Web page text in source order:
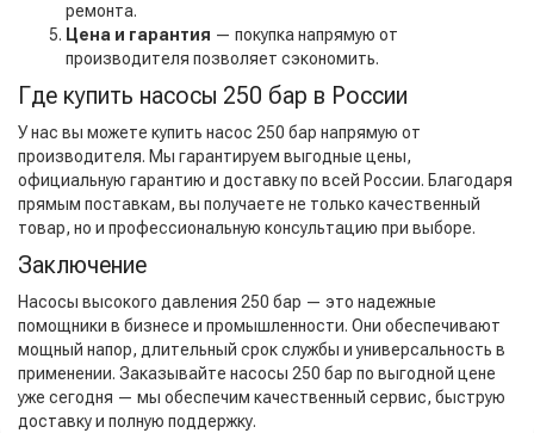
ремонта.
Цена и гарантия — покупка напрямую от
производителя позволяет сэкономить.
Где купить насосы 250 бар в России
У нас вы можете купить насос 250 бар напрямую от
производителя. Мы гарантируем выгодные цены,
официальную гарантию и доставку по всей России. Благодаря
прямым поставкам, вы получаете не только качественный
товар, но и профессиональную консультацию при выборе.
Заключение
Насосы высокого давления 250 бар — это надежные
помощники в бизнесе и промышленности. Они обеспечивают
мощный напор, длительный срок службы и универсальность в
применении. Заказывайте насосы 250 бар по выгодной цене
уже сегодня — мы обеспечим качественный сервис, быструю
доставку и полную поддержку.